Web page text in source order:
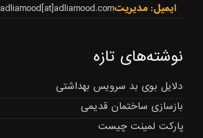
ایمیل: مدیریتadliamood[at]adliamood.com
نوشته‌های تازه
دلایل بوی بد سرویس بهداشتی
بازسازی ساختمان قدیمی
پارکت لمینت چیست